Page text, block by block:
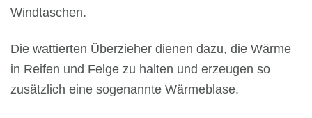
Windtaschen.
Die wattierten Überzieher dienen dazu, die Wärme
in Reifen und Felge zu halten und erzeugen so
zusätzlich eine sogenannte Wärmeblase.